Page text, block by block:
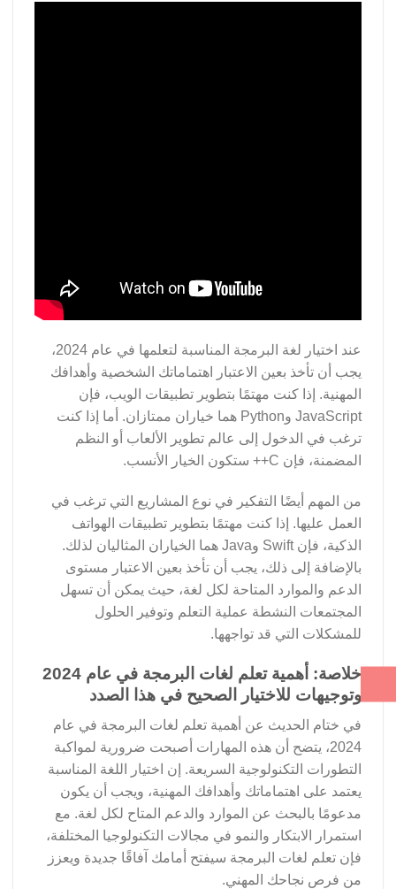
عند اختيار لغة البرمجة المناسبة لتعلمها في عام 2024،
يجب أن تأخذ بعين الاعتبار اهتماماتك الشخصية وأهدافك
المهنية. إذا كنت مهتمًا بتطوير تطبيقات الويب، فإن
JavaScript وPython هما خياران ممتازان. أما إذا كنت
ترغب في الدخول إلى عالم تطوير الألعاب أو النظم
المضمنة، فإن C++ ستكون الخيار الأنسب.
من المهم أيضًا التفكير في نوع المشاريع التي ترغب في
العمل عليها. إذا كنت مهتمًا بتطوير تطبيقات الهواتف
الذكية، فإن Swift وJava هما الخياران المثاليان لذلك.
بالإضافة إلى ذلك، يجب أن تأخذ بعين الاعتبار مستوى
الدعم والموارد المتاحة لكل لغة، حيث يمكن أن تسهل
المجتمعات النشطة عملية التعلم وتوفير الحلول
للمشكلات التي قد تواجهها.
خلاصة: أهمية تعلم لغات البرمجة في عام 2024
وتوجيهات للاختيار الصحيح في هذا الصدد
في ختام الحديث عن أهمية تعلم لغات البرمجة في عام
2024، يتضح أن هذه المهارات أصبحت ضرورية لمواكبة
التطورات التكنولوجية السريعة. إن اختيار اللغة المناسبة
يعتمد على اهتماماتك وأهدافك المهنية، ويجب أن يكون
مدعومًا بالبحث عن الموارد والدعم المتاح لكل لغة. مع
استمرار الابتكار والنمو في مجالات التكنولوجيا المختلفة،
فإن تعلم لغات البرمجة سيفتح أمامك آفاقًا جديدة ويعزز
من فرص نجاحك المهني.